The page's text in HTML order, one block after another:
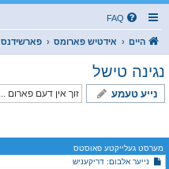
FAQ
היים אידטיש פארומס פארשידנס
נגינה טישל
נייע טעמע
מערסט געלייקטע פאוסטס
נייער אלבום: דריקעניש